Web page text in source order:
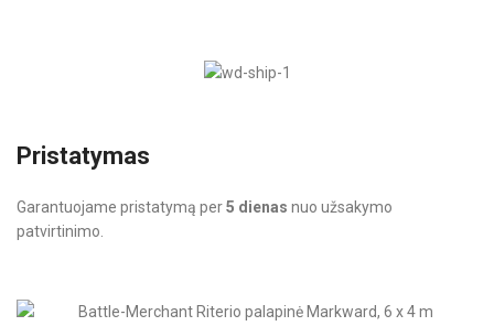
Pristatymas
Garantuojame pristatymą per5 dienas nuo užsakymo
patvirtinimo.